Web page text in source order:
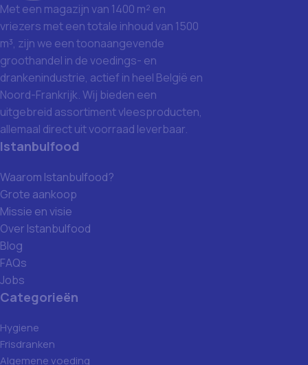
Met een magazijn van 1400 m² en
vriezers met een totale inhoud van 1500
m³, zijn we een toonaangevende
groothandel in de voedings- en
drankenindustrie, actief in heel België en
Noord-Frankrijk. Wij bieden een
uitgebreid assortiment vleesproducten,
allemaal direct uit voorraad leverbaar.
Istanbulfood
Waarom Istanbulfood?
Grote aankoop
Missie en visie
Over Istanbulfood
Blog
FAQs
Jobs
Categorieën
Hygiene
Frisdranken
Algemene voeding